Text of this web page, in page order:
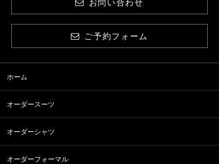
ご予約フォーム
ホーム
オーダースーツ
オーダーシャツ
オーダーフォーマル